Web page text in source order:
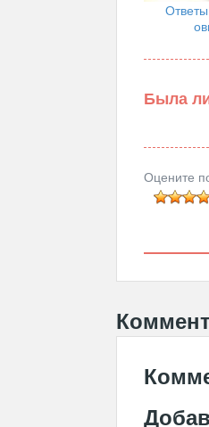
Была
Оцените